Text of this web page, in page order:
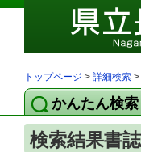
トップページ > 詳細検索 >
かんたん検索
検索結果書